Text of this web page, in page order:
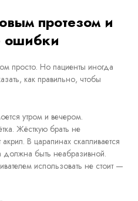
протезом и
ошибки
просто. Но пациенты иногда
как правильно, чтобы
утром и вечером.
Жёсткую брать не
В царапинах скапливается
должна быть неабразивной.
использовать не стоит —